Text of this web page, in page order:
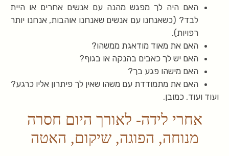
האם היה לך מפגש מהנה עם אנשים אחרים או היית
לבד? (כשאנחנו עם אנשים שאנחנו אוהבות, אנחנו יותר
רפויות).
האם את מאוד מודאגת ממשהו?
האם יש לך כאבים בהנקה או בגוף?
האם מישהו פגע בך?
האם את מתמודדת עם משהו שאין לך פיתרון אליו כרגע?
ועוד ועוד, כמובן.
אחרי לידה- לאורך היום חסרה
מנוחה, הפוגה, שיקום, האטה